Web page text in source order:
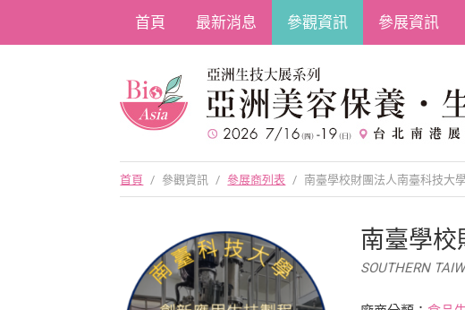
首頁 最新消息 參觀資訊 參展資訊
首頁 / 參觀資訊 / 參展商列表 / 南臺學校財團法人南臺科技大
南臺學校
SOUTHERN